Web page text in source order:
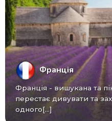
Франція
Франція - вишукана та пікантна країна, яка не
перестає дивувати та
одного[...]